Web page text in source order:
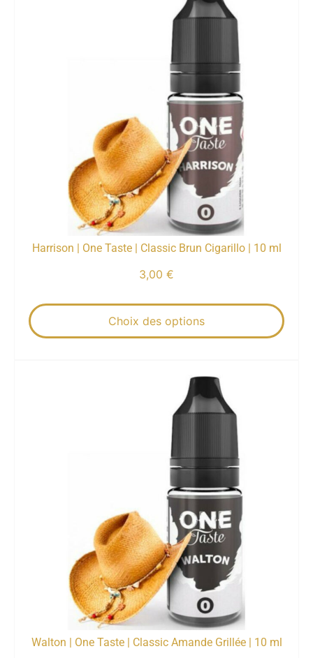
Harrison | One Taste | Classic Brun Cigarillo | 10 ml
3,00 €
Choix des options
Walton | One Taste | Classic Amande Grillée | 10 ml